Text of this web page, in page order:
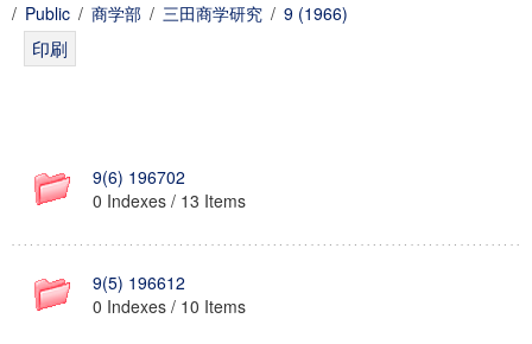
慶應義塾大学グローバルCOEプログラム市民社会ガバナンス
/ Public / 商学部 / 三田商学研究 / 9 (1966)
9(6) 196702
0 Indexes / 13 Items
9(5) 196612
0 Indexes / 10 Items